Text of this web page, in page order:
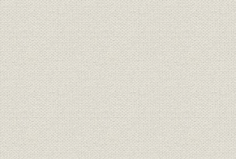
脳溢血死亡率ノ推移 国民死亡
(年令40歳以上)
大正9年
(1935年)
腎臓炎死亡率ノ推移
大正7年
昭和8年
腎臓炎死亡率ノ推移 明治生命経
験(年令41歳以上)
大正7年
昭和8年
腎臓炎死亡率ノ推移
大正9年
(1935年)